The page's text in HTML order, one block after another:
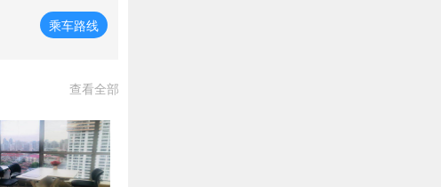
乘车路线
查看全部